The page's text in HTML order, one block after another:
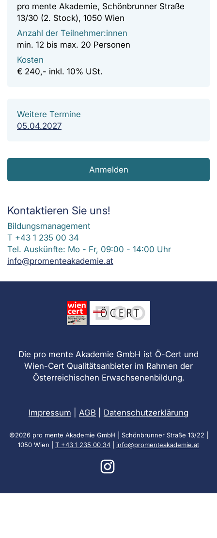
pro mente Akademie, Schönbrunner Straße
13/30 (2. Stock), 1050 Wien
Anzahl der Teilnehmer:innen
min. 12 bis max. 20 Personen
Kosten
€ 240,- inkl. 10% USt.
Weitere Termine
05.04.2027
Anmelden
Kontaktieren Sie uns!
Bildungsmanagement
T +43 1 235 00 34
Tel. Auskünfte: Mo - Fr, 09:00 - 14:00 Uhr
info@promenteakademie.at
Die pro mente Akademie GmbH ist Ö-Cert und
Wien-Cert Qualitätsanbieter im Rahmen der
Österreichischen Erwachsenenbildung.
Impressum AGB Datenschutzerklärung
©2026 pro mente Akademie GmbH | Schönbrunner Straße 13/22 |
1050 Wien | T +43 1 235 00 34 info@promenteakademie.at